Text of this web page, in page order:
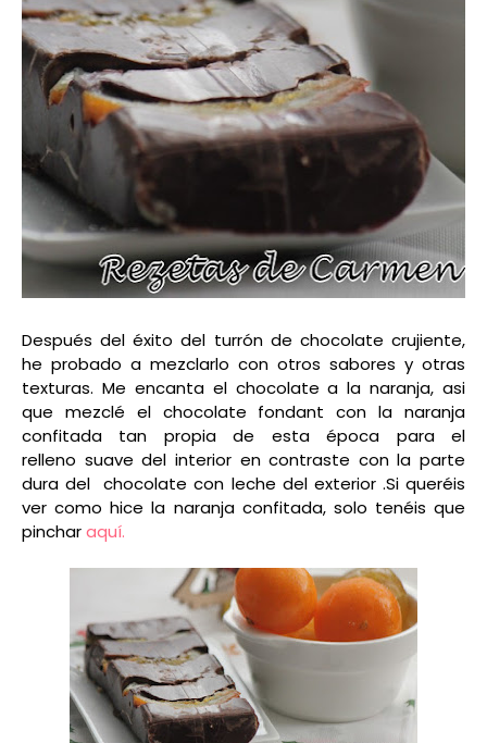
Después del éxito del turrón de chocolate crujiente,
he probado a mezclarlo con otros sabores y otras
texturas. Me encanta el chocolate a la naranja, asi
que mezclé el chocolate fondant con la naranja
confitada tan propia de esta época para el
relleno suave del interior en contraste con la parte
dura del chocolate con leche del exterior .Si queréis
ver como hice la naranja confitada, solo tenéis que
pincharaquí.